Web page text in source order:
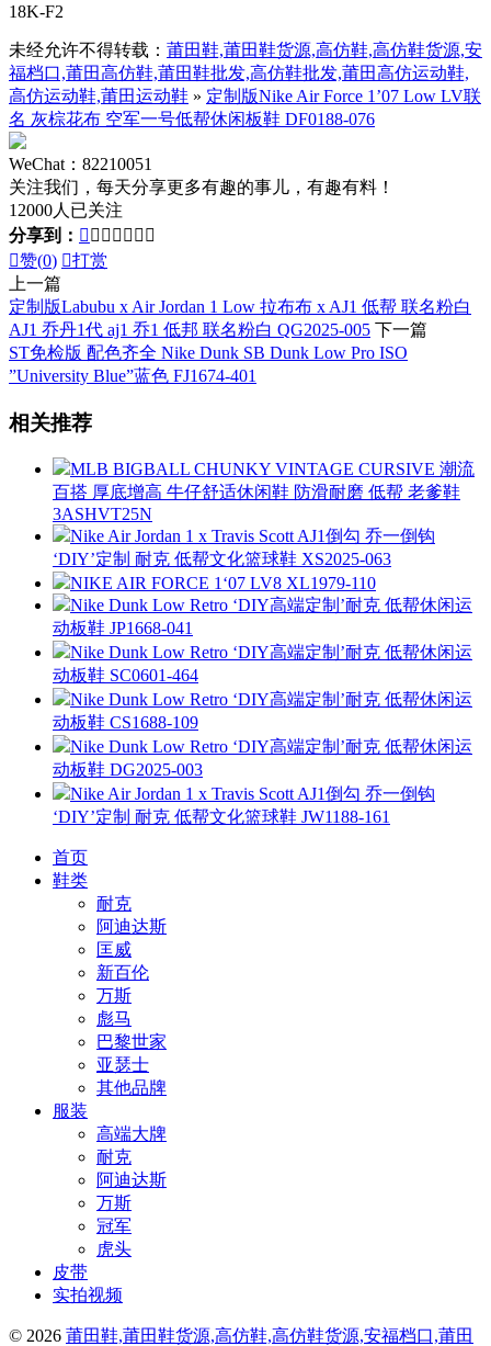
18K-F2
未经允许不得转载： 莆田鞋,莆田鞋货源,高仿鞋,高仿鞋货源,安
福档口,莆田高仿鞋,莆田鞋批发,高仿鞋批发,莆田高仿运动鞋,
高仿运动鞋,莆田运动鞋 » 定制版Nike Air Force 1’07 Low LV联
名 灰棕花布 空军一号低帮休闲板鞋 DF0188-076
WeChat：82210051
关注我们，每天分享更多有趣的事儿，有趣有料！
12000人已关注
分享到：       
赞(0) 打赏
上一篇
定制版Labubu x Air Jordan 1 Low 拉布布 x AJ1 低帮 联名粉白
AJ1 乔丹1代 aj1 乔1 低邦 联名粉白 QG2025-005 下一篇
ST免检版 配色齐全 Nike Dunk SB Dunk Low Pro ISO
”University Blue”蓝色 FJ1674-401
相关推荐
MLB BIGBALL CHUNKY VINTAGE CURSIVE 潮流
百搭 厚底增高 牛仔舒适休闲鞋 防滑耐磨 低帮 老爹鞋
3ASHVT25N
Nike Air Jordan 1 x Travis Scott AJ1倒勾 乔一倒钩
‘DIY’定制 耐克 低帮文化篮球鞋 XS2025-063
NIKE AIR FORCE 1‘07 LV8 XL1979-110
Nike Dunk Low Retro ‘DIY高端定制’耐克 低帮休闲运
动板鞋 JP1668-041
Nike Dunk Low Retro ‘DIY高端定制’耐克 低帮休闲运
动板鞋 SC0601-464
Nike Dunk Low Retro ‘DIY高端定制’耐克 低帮休闲运
动板鞋 CS1688-109
Nike Dunk Low Retro ‘DIY高端定制’耐克 低帮休闲运
动板鞋 DG2025-003
Nike Air Jordan 1 x Travis Scott AJ1倒勾 乔一倒钩
‘DIY’定制 耐克 低帮文化篮球鞋 JW1188-161
首页
鞋类
耐克
阿迪达斯
匡威
新百伦
万斯
彪马
巴黎世家
亚瑟士
其他品牌
服装
高端大牌
耐克
阿迪达斯
万斯
冠军
虎头
皮带
实拍视频
© 2026 莆田鞋,莆田鞋货源,高仿鞋,高仿鞋货源,安福档口,莆田